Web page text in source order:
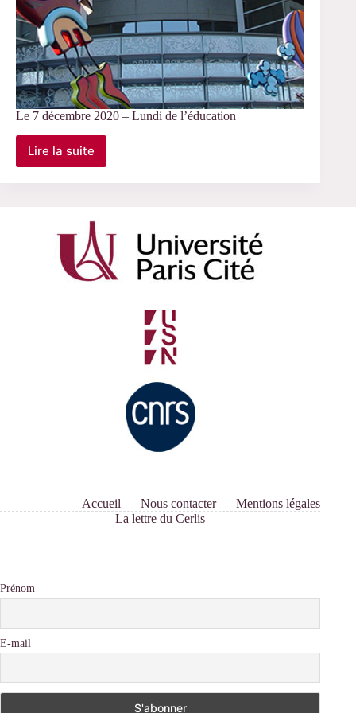
Le 7 décembre 2020 – Lundi de l’éducation
Lire la suite
Le
Lundi
l’éducation
Accueil Nous contacter
Mentions légales
La lettre du Cerlis
Prénom
E-mail